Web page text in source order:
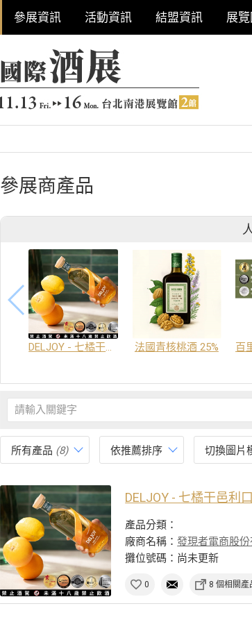
參展資訊 活動資訊 結盟資訊 展
參展商產品
DELJOY - 七橘干邑利口酒 24% 法國青核桃酒 25%
所有產品 (8) 依推薦排序 切換圖片
DELJOY - 七橘干邑利
產品分類：
廠商名稱：發現者電商股份
攤位號碼：尚未更新
0 8 個相關產